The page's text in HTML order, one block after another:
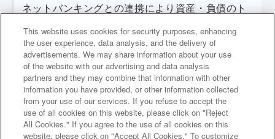
ネットバンキングとの連携により資産・負債のト
ータル管理機能を備え、お客さまのライフプラン
サポートに関する機能強化を図った。
2000年６月、テレフォンバンクサービスにインターネットバン
クサービスを加えた「住友信託ダイレクト」を開始
This website uses cookies for security purposes, enhancing
the user experience, data analysis, and the delivery of
advertisements. We may share information about your use
of the website with our advertising and data analysis
partners and they may combine that information with other
information you have provided, or other information collected
from your use of our services. If you refuse to accept the
use of all cookies on this website, please click on "Reject
All Cookies." If you agree to the use of all cookies on this
website, please click on "Accept All Cookies." To customize